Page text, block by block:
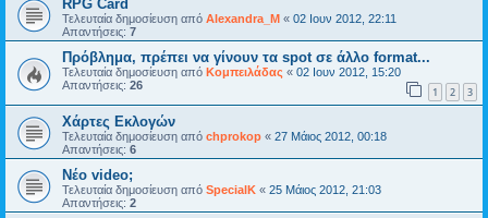
RPG Card
Τελευταία δημοσίευση από Alexandra_M « 02 Ιουν 2012, 22:11
Απαντήσεις: 7
Πρόβλημα, πρέπει να γίνουν τα spot σε άλλο format...
Τελευταία δημοσίευση από Κομπειλάδας « 02 Ιουν 2012, 15:20
Απαντήσεις: 26 1 2 3
Χάρτες Εκλογών
Τελευταία δημοσίευση από chprokop « 27 Μάιος 2012, 00:18
Απαντήσεις: 6
Νέο video;
Τελευταία δημοσίευση από SpecialK « 25 Μάιος 2012, 21:03
Απαντήσεις: 2